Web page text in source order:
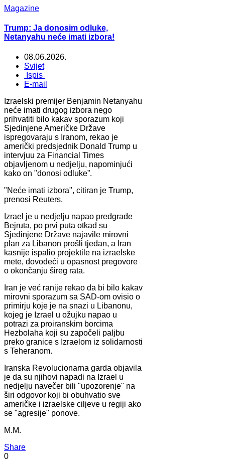
Magazine
Trump: Ja donosim odluke,
Netanyahu neće imati izbora!
08.06.2026.
Svijet
Ispis
E-mail
Izraelski premijer Benjamin Netanyahu
neće imati drugog izbora nego
prihvatiti bilo kakav sporazum koji
Sjedinjene Američke Države
ispregovaraju s Iranom, rekao je
američki predsjednik Donald Trump u
intervjuu za Financial Times
objavljenom u nedjelju, napominjući
kako on "donosi odluke”.
"Neće imati izbora", citiran je Trump,
prenosi Reuters.
Izrael je u nedjelju napao predgrađe
Bejruta, po prvi puta otkad su
Sjedinjene Države najavile mirovni
plan za Libanon prošli tjedan, a Iran
kasnije ispalio projektile na izraelske
mete, dovodeći u opasnost pregovore
o okončanju šireg rata.
Iran je već ranije rekao da bi bilo kakav
mirovni sporazum sa SAD-om ovisio o
primirju koje je na snazi u Libanonu,
kojeg je Izrael u ožujku napao u
potrazi za proiranskim borcima
Hezbolaha koji su započeli paljbu
preko granice s Izraelom iz solidarnosti
s Teheranom.
Iranska Revolucionarna garda objavila
je da su njihovi napadi na Izrael u
nedjelju navečer bili "upozorenje" na
širi odgovor koji bi obuhvatio sve
američke i izraelske ciljeve u regiji ako
se "agresije" ponove.
M.M.
Share
0